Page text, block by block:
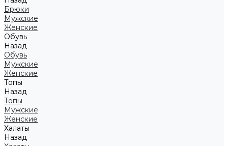
Брюки
Мужские
Женские
Обувь
Назад
Обувь
Мужские
Женские
Топы
Назад
Топы
Мужские
Женские
Халаты
Назад